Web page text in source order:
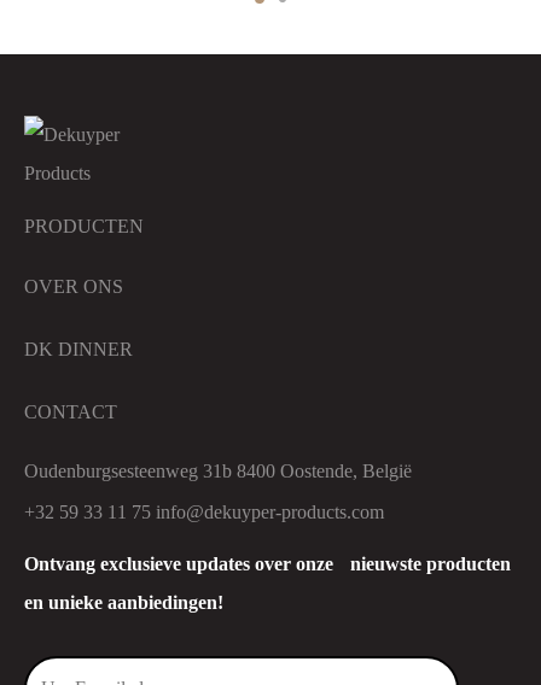
Ontvang exclusieve updates over onze nieuwste producten
en unieke aanbiedingen!
PRODUCTEN
OVER ONS
DK DINNER
CONTACT
Oudenburgsesteenweg 31b 8400 Oostende, België
+32 59 33 11 75 info@dekuyper-products.com